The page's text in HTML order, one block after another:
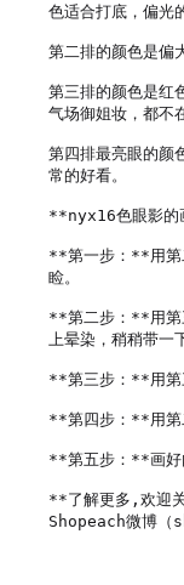
色适合打底，偏光
第二排的颜色是偏
第三排的颜色是红
气场御姐妆，都不
第四排最亮眼的颜
常的好看。
**nyx16色眼影
**第一步：**用第
睑。
**第二步：**用第
上晕染，稍稍带一
**第三步：**用第
**第四步：**用第
**第五步：**画好
**了解更多,欢迎